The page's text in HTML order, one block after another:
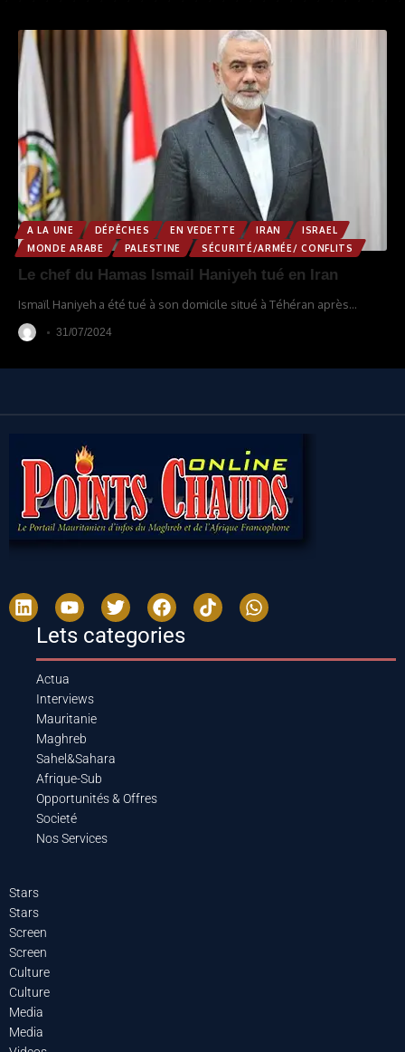
A LA UNE DÉPÊCHES EN VEDETTE IRAN
ISRAEL
MONDE ARABE
PALESTINE SÉCURITÉ/ARMÉE/ CONFLITS
Le chef du Hamas Ismail Haniyeh tué en Iran
Ismaïl Haniyeh a été tué à son domicile situé à Téhéran après…
31/07/2024
Lets categories
Actua
Interviews
Mauritanie
Maghreb
Sahel&Sahara
Afrique-Sub
Opportunités & Offres
Societé
Nos Services
Stars
Stars
Screen
Screen
Culture
Culture
Media
Media